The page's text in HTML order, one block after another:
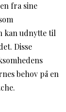
fra sine
kan udnytte til
Disse
behov på en